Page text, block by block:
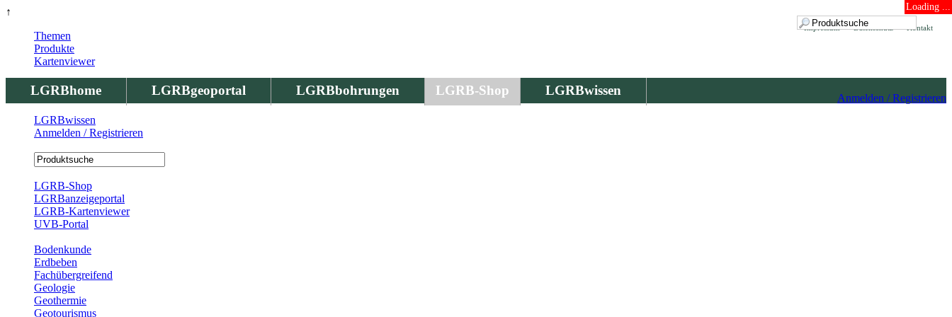
↑ Loading ...
Kontakt
Datenschutz
Impressum
LGRBhome LGRBgeoportal LGRBbohrungen LGRB-Shop LGRBwissen
Anmelden / Registrieren
Themen
Produkte
Kartenviewer
LGRBwissen
Anmelden / Registrieren
LGRB-Shop
LGRBanzeigeportal
LGRB-Kartenviewer
UVB-Portal
Bodenkunde
Erdbeben
Fachübergreifend
Geologie
Geothermie
Geotourismus